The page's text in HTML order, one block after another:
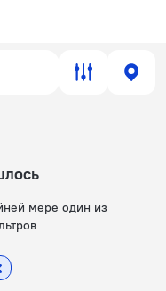
мере один из